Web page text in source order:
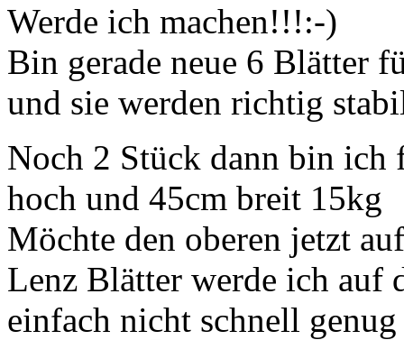
Werde ich machen!!!:-)
Bin gerade neue 6 Blätter
und sie werden richtig
Noch 2 Stück dann bin ich
hoch und 45cm breit 15kg
Möchte den oberen jetzt
Lenz Blätter werde ich auf
einfach nicht schnell